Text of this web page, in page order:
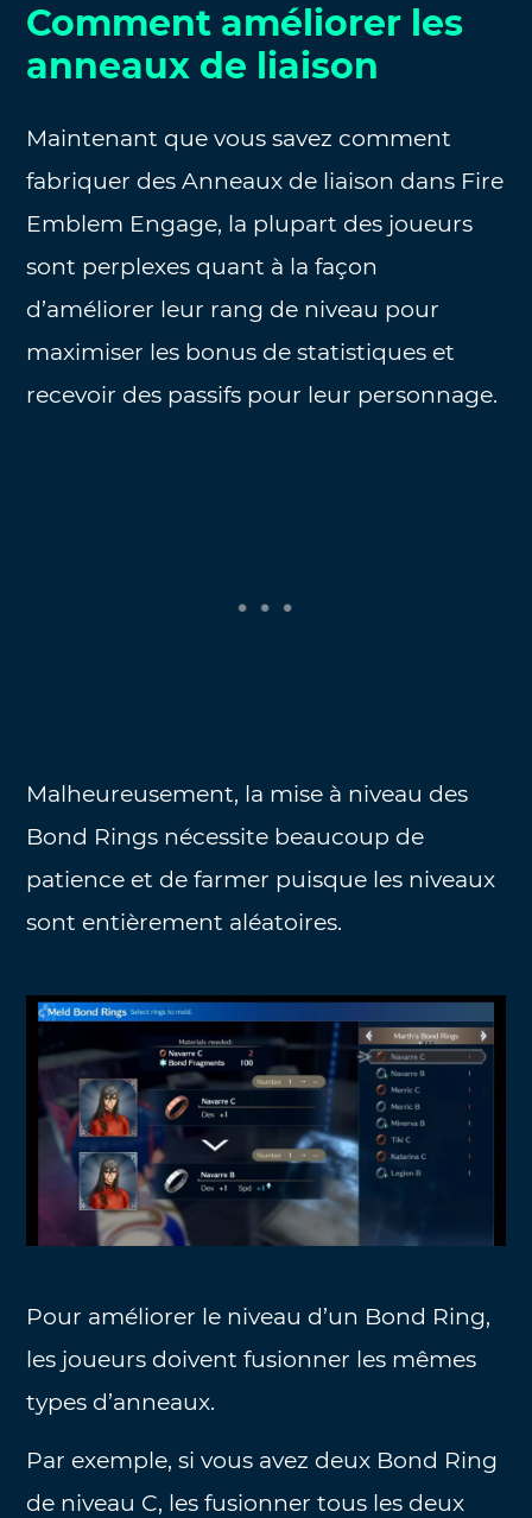
Comment améliorer les
anneaux de liaison
Maintenant que vous savez comment
fabriquer des Anneaux de liaison dans Fire
Emblem Engage, la plupart des joueurs
sont perplexes quant à la façon
d’améliorer leur rang de niveau pour
maximiser les bonus de statistiques et
recevoir des passifs pour leur personnage.
Malheureusement, la mise à niveau des
Bond Rings nécessite beaucoup de
patience et de farmer puisque les niveaux
sont entièrement aléatoires.
Pour améliorer le niveau d’un Bond Ring,
les joueurs doivent fusionner les mêmes
types d’anneaux.
Par exemple, si vous avez deux Bond Ring
de niveau C, les fusionner tous les deux